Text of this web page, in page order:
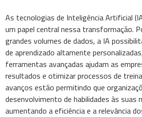
As tecnologias de Inteligência Artificial
um papel central nessa transformação.
grandes volumes de dados, a IA
de aprendizado altamente
ferramentas avançadas ajudam as
resultados e otimizar processos de
avanços estão permitindo que
desenvolvimento de habilidades às
aumentando a eficiência e a relevância